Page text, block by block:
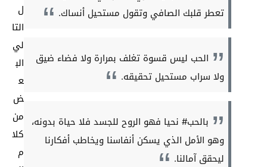
تعطر قلبك الصافي وتقول مستحيل أنساك.
الحب ليس قسوة تغلف بمرارة ولا فضاء ضيق
ولا سراب مستحيل تحقيقه.
بالحب# نحيا فهو الروح للجسد فلا حياة بدونه،
وهو الأمل الذي يسكن أنفاسنا ويخاطب أفكارنا
ليحقق آمالنا.
ل
التا
لي
الب
ع
ض
من
كلا
م